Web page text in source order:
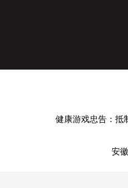
健康游戏忠告：抵
安